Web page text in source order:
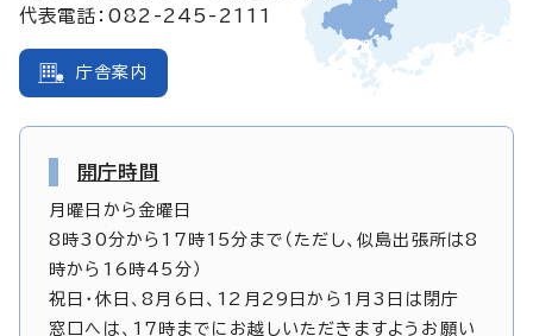
代表電話：082-245-2111
庁舎案内
開庁時間
月曜日から金曜日
8時30分から17時15分まで（ただし、似島出張所は8
時から16時45分）
祝日・休日、8月6日、12月29日から1月3日は閉庁
窓口へは、17時までにお越しいただきますようお願い